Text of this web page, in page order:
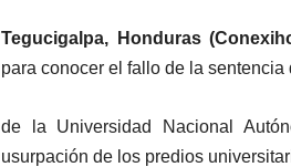
Tegucigalpa, Honduras
para conocer el fallo de la
de la Universidad Nacional
usurpación de los predios